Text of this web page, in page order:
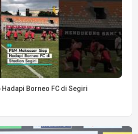
Hadapi Borneo FC di Segiri